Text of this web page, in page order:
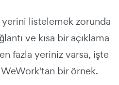
listelemek zorunda
ve kısa bir açıklama
fazla yeriniz varsa, işte
bir örnek.